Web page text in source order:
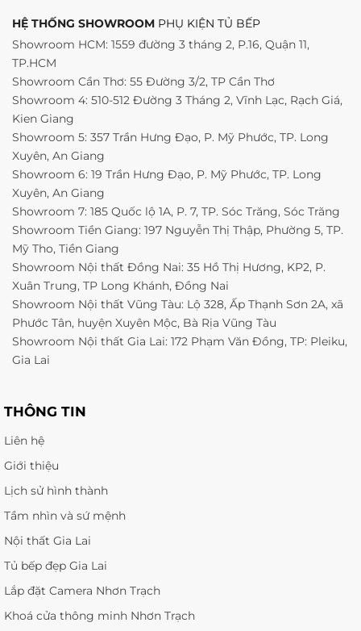
HỆ THỐNG SHOWROOM PHỤ KIỆN TỦ BẾP
Showroom HCM: 1559 đường 3 tháng 2, P.16, Quận 11,
TP.HCM
Showroom Cần Thơ: 55 Đường 3/2, TP Cần Thơ
Showroom 4: 510-512 Đường 3 Tháng 2, Vĩnh Lạc, Rạch Giá,
Kien Giang
Showroom 5: 357 Trần Hưng Đạo, P. Mỹ Phước, TP. Long
Xuyên, An Giang
Showroom 6: 19 Trần Hưng Đạo, P. Mỹ Phước, TP. Long
Xuyên, An Giang
Showroom 7: 185 Quốc lộ 1A, P. 7, TP. Sóc Trăng, Sóc Trăng
Showroom Tiền Giang: 197 Nguyễn Thị Thập, Phường 5, TP.
Mỹ Tho, Tiền Giang
Showroom Nội thất Đồng Nai: 35 Hồ Thị Hương, KP2, P.
Xuân Trung, TP Long Khánh, Đồng Nai
Showroom Nội thất Vũng Tàu: Lộ 328, Ấp Thạnh Sơn 2A, xã
Phước Tân, huyện Xuyên Mộc, Bà Rịa Vũng Tàu
Showroom Nội thất Gia Lai: 172 Phạm Văn Đồng, TP: Pleiku,
Gia Lai
THÔNG TIN
Liên hệ
Giới thiệu
Lịch sử hình thành
Tầm nhìn và sứ mệnh
Nội thất Gia Lai
Tủ bếp đẹp Gia Lai
Lắp đặt Camera Nhơn Trạch
Khoá cửa thông minh Nhơn Trạch